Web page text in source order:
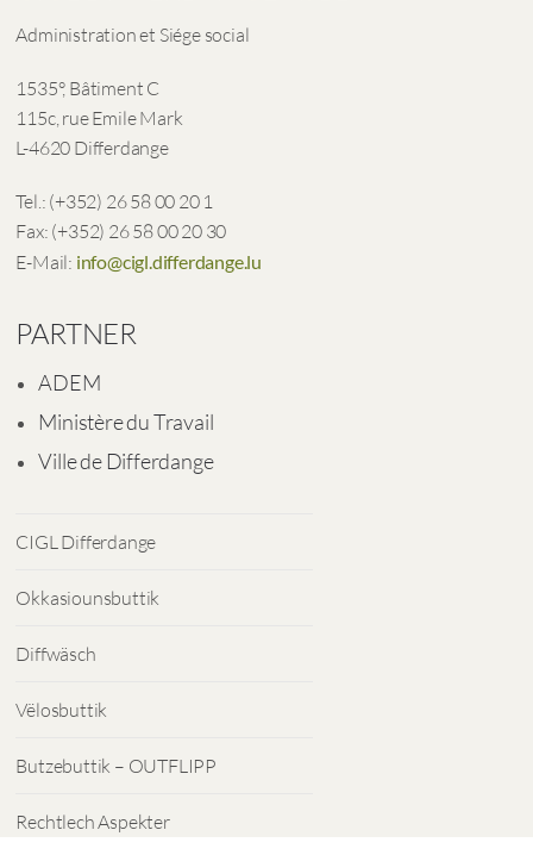
Administration et Siége social
1535°, Bâtiment C
115c, rue Emile Mark
L-4620 Differdange
Tel.: (+352) 26 58 00 20 1
Fax: (+352) 26 58 00 20 30
E-Mail: info@cigl.differdange.lu
PARTNER
ADEM
Ministère du Travail
Ville de Differdange
CIGL Differdange
Okkasiounsbuttik
Diffwäsch
Vëlosbuttik
Butzebuttik – OUTFLIPP
Rechtlech Aspekter